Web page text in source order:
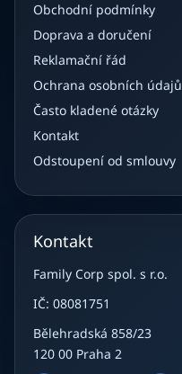
Obchodní podmínky
Doprava a doručení
Reklamační řád
Ochrana osobních údajů
Často kladené otázky
Kontakt
Odstoupení od smlouvy
Kontakt
Family Corp spol. s r.o.
IČ: 08081751
Bělehradská 858/23
120 00 Praha 2